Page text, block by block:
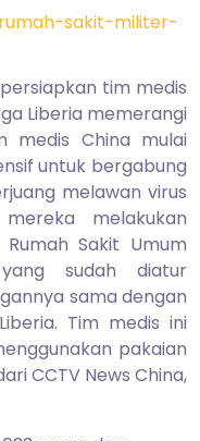
tim medis
Liberia memerangi
medis China mulai
untuk bergabung
melawan virus
melakukan
Sakit Umum
sudah diatur
sama dengan
Tim medis ini
pakaian
CCTV News China,